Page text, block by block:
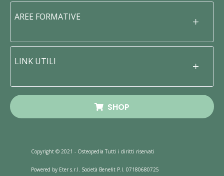
AREE FORMATIVE
LINK UTILI
SHOP
Copyright © 2021 - Osteopedia Tutti i diritti riservati
Powered by Eter s.r.l. Società Benefit P.I. 07180680725